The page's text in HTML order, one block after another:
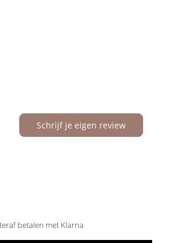
Schrijf je eigen review
betalen met Klarna